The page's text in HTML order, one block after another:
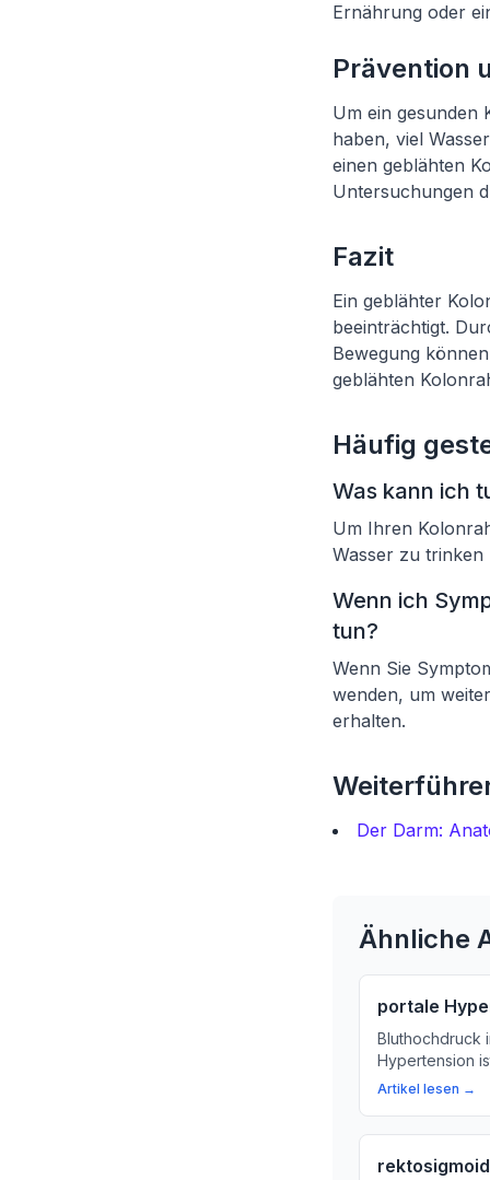
Ernährung oder
Prävention
Um ein gesunden
haben, viel
einen geblähten
Untersuchungen
Fazit
Ein geblähter
beeinträchtigt.
Bewegung
geblähten
Häufig
Was kann ich
Um Ihren
Wasser zu trinken
Wenn ich
tun?
Wenn Sie
wenden, um
erhalten.
Der Darm:
Ähnliche
portale
Bluthochdruck
Hypertension
Gesundheit.
Artikel lesen →